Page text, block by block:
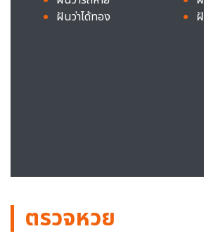
ฝันว่าได้ทอง
ตรวจหวย